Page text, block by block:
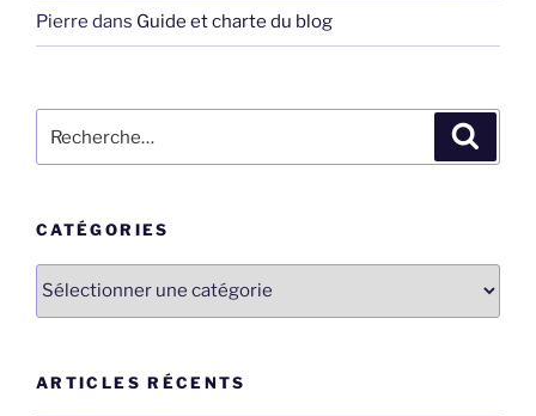
Pierre dans Guide et charte du blog
pour
CATÉGORIES
ARTICLES RÉCENTS